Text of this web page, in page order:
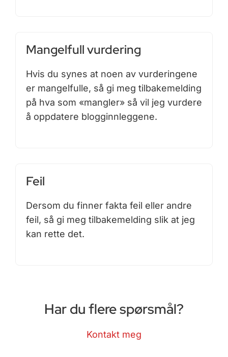
Mangelfull vurdering
Hvis du synes at noen av vurderingene
er mangelfulle, så gi meg tilbakemelding
på hva som «mangler» så vil jeg vurdere
å oppdatere blogginnleggene.
Feil
Dersom du finner fakta feil eller andre
feil, så gi meg tilbakemelding slik at jeg
kan rette det.
Har du flere spørsmål?
Kontakt meg